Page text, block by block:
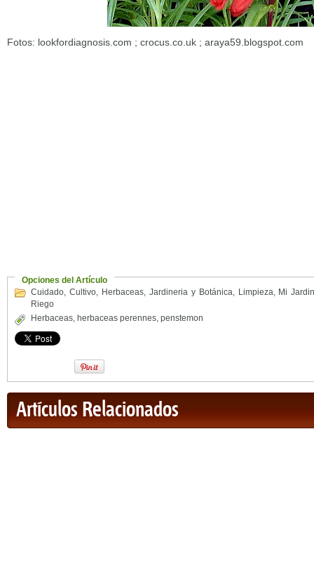
Fotos: lookfordiagnosis.com ; crocus.co.uk ; araya59.blogspot.com
Opciones del Artículo
Cuidado, Cultivo, Herbaceas, Jardineria y Botánica, Limpieza, Mi
Riego
Herbaceas, herbaceas perennes, penstemon
Artículos Relacionados